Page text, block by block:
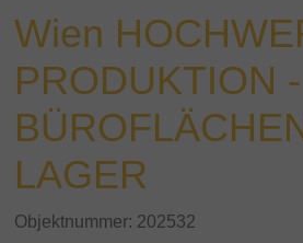
Wien
PRODUKTION -
LAGER
Objektnummer: 202532